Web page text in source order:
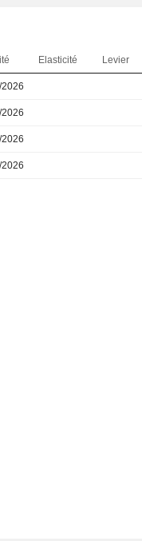
Elasticité Levier